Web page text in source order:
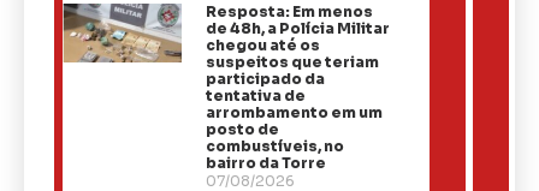
Resposta: Em menos
de 48h, a Polícia Militar
chegou até os
suspeitos que teriam
participado da
tentativa de
arrombamento em um
posto de
combustíveis, no
bairro da Torre
07/08/2026